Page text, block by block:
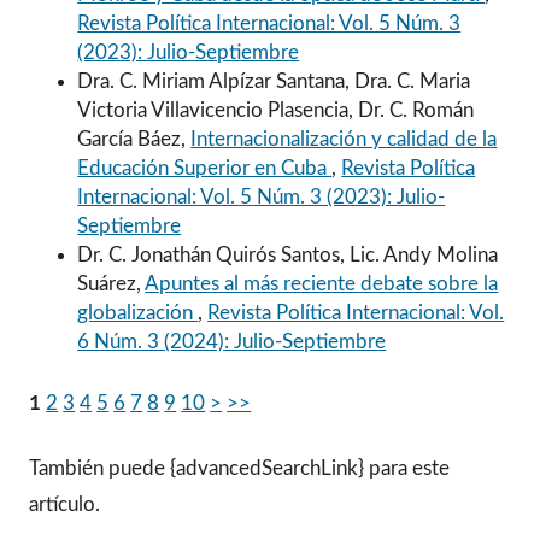
Revista Política Internacional: Vol. 5 Núm. 3
(2023): Julio-Septiembre
Dra. C. Miriam Alpízar Santana, Dra. C. Maria
Victoria Villavicencio Plasencia, Dr. C. Román
García Báez,
Internacionalización y calidad de la
Educación Superior en Cuba , Revista Política
Internacional: Vol. 5 Núm. 3 (2023): Julio-
Septiembre
Dr. C. Jonathán Quirós Santos, Lic. Andy Molina
Suárez,Apuntes al más reciente debate sobre la
globalización , Revista Política Internacional: Vol.
6 Núm. 3 (2024): Julio-Septiembre
1 2 3 4 5 6 7 8 9 10 > >>
También puede {advancedSearchLink} para este
artículo.